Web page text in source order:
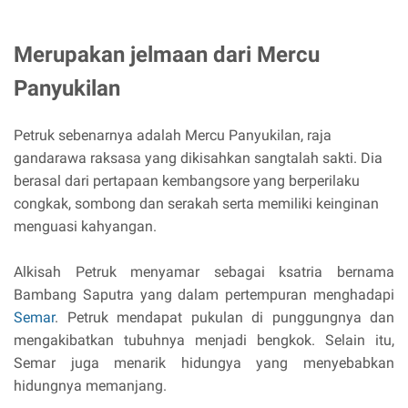
Merupakan jelmaan dari Mercu
Panyukilan
Petruk sebenarnya adalah Mercu Panyukilan, raja
gandarawa raksasa yang dikisahkan sangtalah sakti. Dia
berasal dari pertapaan kembangsore yang berperilaku
congkak, sombong dan serakah serta memiliki keinginan
menguasi kahyangan.
Alkisah Petruk menyamar sebagai ksatria bernama
Bambang Saputra yang dalam pertempuran menghadapi
Semar. Petruk mendapat pukulan di punggungnya dan
mengakibatkan tubuhnya menjadi bengkok. Selain itu,
Semar juga menarik hidungya yang menyebabkan
hidungnya memanjang.